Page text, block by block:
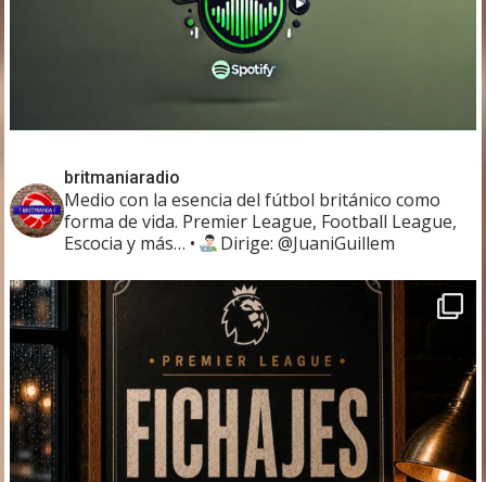
britmaniaradio
Medio con la esencia del fútbol británico como
forma de vida. Premier League, Football League,
Escocia y más… • Dirige: @JuaniGuillem